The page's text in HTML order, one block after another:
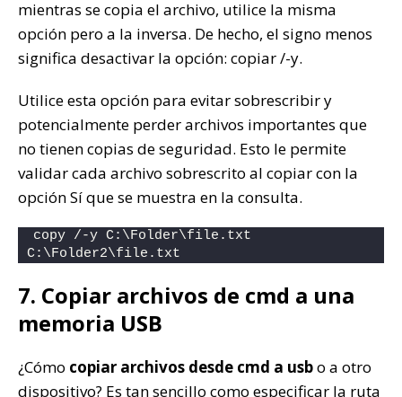
mientras se copia el archivo, utilice la misma
opción pero a la inversa. De hecho, el signo menos
significa desactivar la opción: copiar /-y.
Utilice esta opción para evitar sobrescribir y
potencialmente perder archivos importantes que
no tienen copias de seguridad. Esto le permite
validar cada archivo sobrescrito al copiar con la
opción Sí que se muestra en la consulta.
copy /-y C:\Folder\file.txt
C:\Folder2\file.txt
7. Copiar archivos de cmd a una
memoria USB
¿Cómo copiar archivos desde cmd a usbo a otro
dispositivo? Es tan sencillo como especificar la ruta